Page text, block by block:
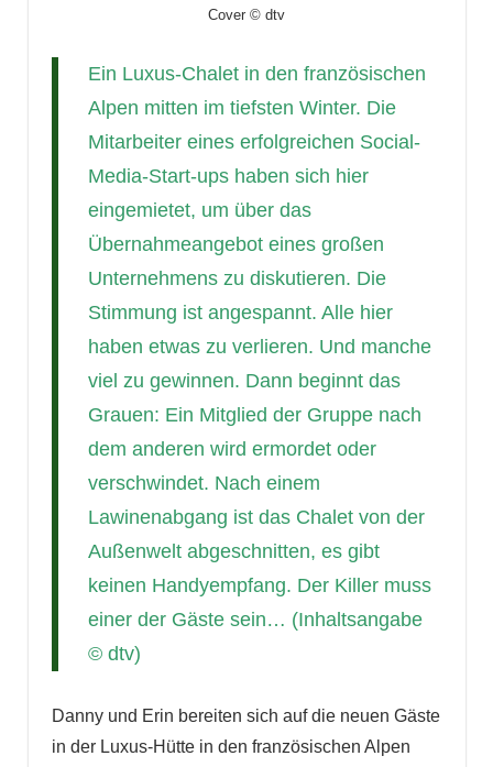
Cover © dtv
Ein Luxus-Chalet in den französischen
Alpen mitten im tiefsten Winter. Die
Mitarbeiter eines erfolgreichen Social-
Media-Start-ups haben sich hier
eingemietet, um über das
Übernahmeangebot eines großen
Unternehmens zu diskutieren. Die
Stimmung ist angespannt. Alle hier
haben etwas zu verlieren. Und manche
viel zu gewinnen. Dann beginnt das
Grauen: Ein Mitglied der Gruppe nach
dem anderen wird ermordet oder
verschwindet. Nach einem
Lawinenabgang ist das Chalet von der
Außenwelt abgeschnitten, es gibt
keinen Handyempfang. Der Killer muss
einer der Gäste sein… (Inhaltsangabe
© dtv)
Danny und Erin bereiten sich auf die neuen Gäste
in der Luxus-Hütte in den französischen Alpen